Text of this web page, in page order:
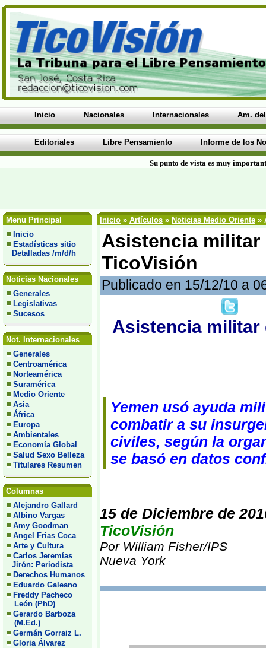
Inicio Nacionales Internacionales Am.
Editoriales Libre Pensamiento Informe de los
Su punto de vista es muy
Menu Principal
Inicio
Estadísticas sitio
Detalladas /m/d/h
Noticias Nacionales
Generales
Legislativas
Sucesos
Not. Internacionales
Generales
Centroamérica
Norteamérica
Suramérica
Medio Oriente
Asia
África
Europa
Ambientales
Economía Global
Salud Sexo Belleza
Titulares Resumen
Columnas
Alejandro Gallard
Albino Vargas
Amy Goodman
Angel Frias Coca
Arte y Cultura
Carlos Jeremías
Jirón: Periodista
Derechos Humanos
Eduardo Galeano
Freddy Pacheco
León (PhD)
Gerardo Barboza
(M.Ed.)
Germán Gorraiz L.
Gloria Álvarez
Inicio » Artículos » Noticias Medio Oriente »
Asistencia militar
TicoVisión
Publicado en 15/12/10 a
Asistencia militar
Yemen usó ayuda
combatir a su
civiles, según la
se basó en datos
15 de Diciembre de
TicoVisión
Por William Fisher/IPS
Nueva York